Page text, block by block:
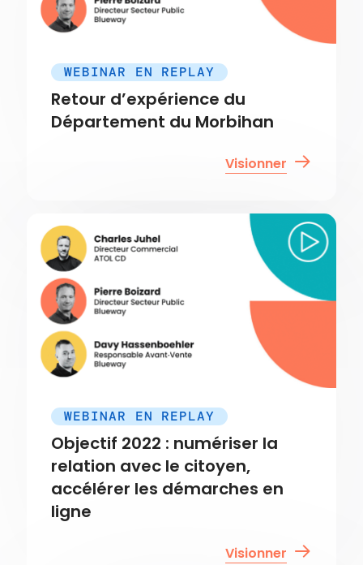
WEBINAR EN REPLAY
Retour d’expérience du
Département du Morbihan
Visionner
WEBINAR EN REPLAY
Objectif 2022 : numériser la
relation avec le citoyen,
accélérer les démarches en
ligne
Visionner